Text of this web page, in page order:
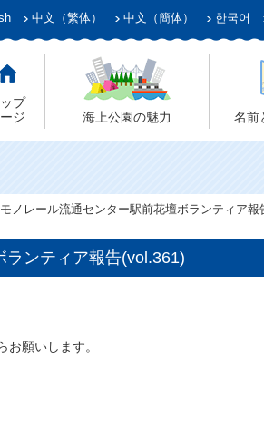
中文（繁体） 中文（簡体） 한국어
ップ
ジ
海上公園の魅力 名前
ノレール流通センター駅前花壇ボランティア報
ンティア報告(vol.361)
お願いします。